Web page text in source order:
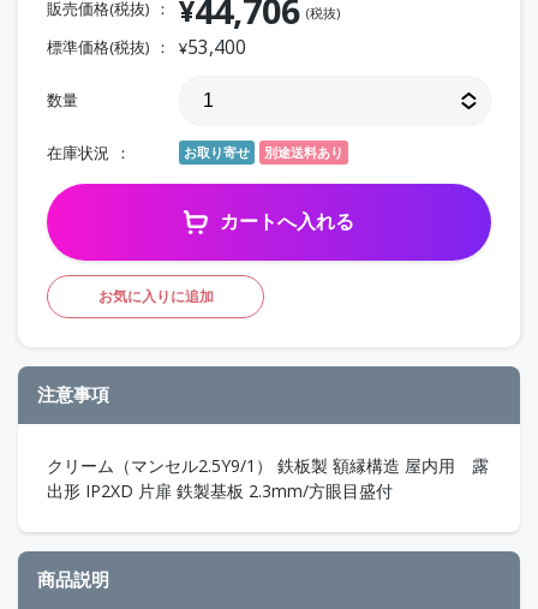
販売価格(税抜) ¥44,706 (税抜)
標準価格(税抜) ¥53,400
数量
在庫状況 お取り寄せ 別途送料あり
カートへ入れる
お気に入りに追加
注意事項
クリーム（マンセル2.5Y9/1） 鉄板製 額縁構造 屋内用 露
出形 IP2XD 片扉 鉄製基板 2.3mm/方眼目盛付
商品説明